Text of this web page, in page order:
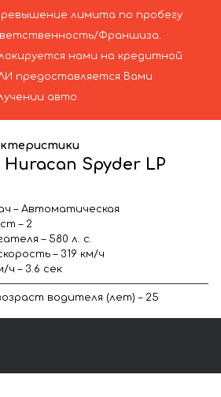
лимита по пробегу
Франшиза.
нами на кредитной
предоставляется Вами
авто.
Spyder LP
– Автоматическая
– 2
– 580 л. с.
– 319 км/ч
ч – 3.6 сек
водителя (лет) – 25